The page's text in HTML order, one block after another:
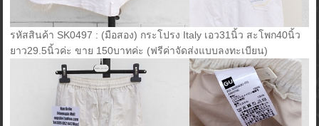
รหัสสินค้า SK0497 : (มือสอง) กระโปรง Italy เอว31นิ้ว สะโพก40นิ้ว
ยาว29.5นิ้วค่ะ ขาย 150บาทค่ะ (ฟรีค่าจัดส่งแบบลงทะเบียน)